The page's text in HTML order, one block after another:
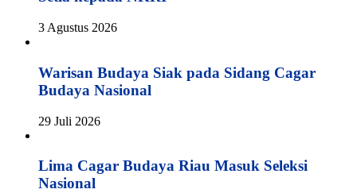
3 Agustus 2026
Warisan Budaya Siak pada Sidang Cagar
Budaya Nasional
29 Juli 2026
Lima Cagar Budaya Riau Masuk Seleksi
Nasional